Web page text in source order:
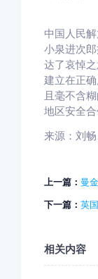
中国人民
小泉进次
达了哀悼
建立在正
且毫不含
地区安全
来源：刘
上一篇： 曼
下一篇： 英
相关内容